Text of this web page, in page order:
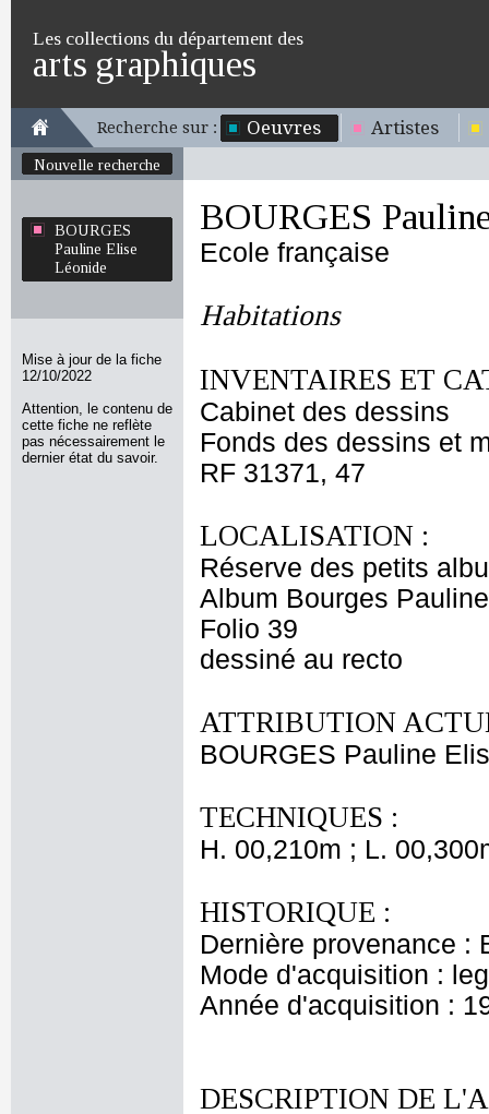
Les collections du département des
arts graphiques
Recherche sur : Oeuvres Artistes
Nouvelle recherche
BOURGES
Pauline Elise
Léonide
Mise à jour de la fiche
12/10/2022
Attention, le contenu de
cette fiche ne reflète
pas nécessairement le
dernier état du savoir.
BOURGES
Ecole française
Habitations
INVENTAIRES ET
Cabinet des dessins
Fonds des dessins et
RF 31371, 47
LOCALISATION :
Réserve des petits
Album Bourges Pauline
Folio 39
dessiné au recto
ATTRIBUTION
BOURGES Pauline
TECHNIQUES :
H. 00,210m ; L.
HISTORIQUE :
Dernière provenance :
Mode d'acquisition :
Année d'acquisition :
DESCRIPTION DE